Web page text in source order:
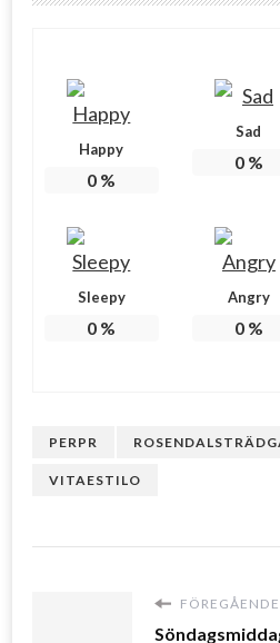
Happy
0 %
Sad
0%
Sleepy
0 %
Angry
0%
PERPR
VITAESTILO
FÖREGÅENDE